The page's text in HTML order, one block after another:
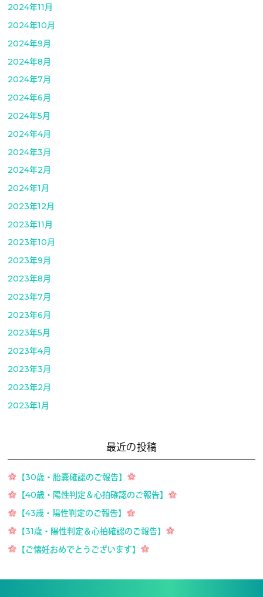
2024年11月
2024年10月
2024年9月
2024年8月
2024年7月
2024年6月
2024年5月
2024年4月
2024年3月
2024年2月
2024年1月
2023年12月
2023年11月
2023年10月
2023年9月
2023年8月
2023年7月
2023年6月
2023年5月
2023年4月
2023年3月
2023年2月
2023年1月
最近の投稿
【30歳・胎嚢確認のご報告】
【40歳・陽性判定＆心拍確認のご報告】
【43歳・陽性判定のご報告】
【31歳・陽性判定＆心拍確認のご報告】
【ご懐妊おめでとうございます】